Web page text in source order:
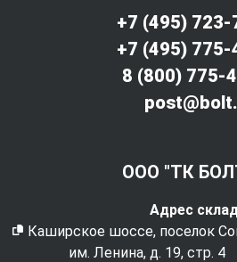
+7 (495)
+7 (495)
8 (800) 775-
ООО "ТК
Адрес
Каширское шоссе, поселок
им. Ленина, д. 19, стр. 4